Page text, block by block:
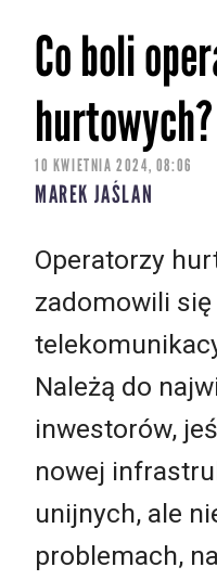
Co boli
hurtowych?
10 KWIETNIA 2024, 08:06
MAREK JAŚLAN
Operatorzy
zadomowili
Należą do
inwestorów,
nowej
unijnych, ale
problemach,